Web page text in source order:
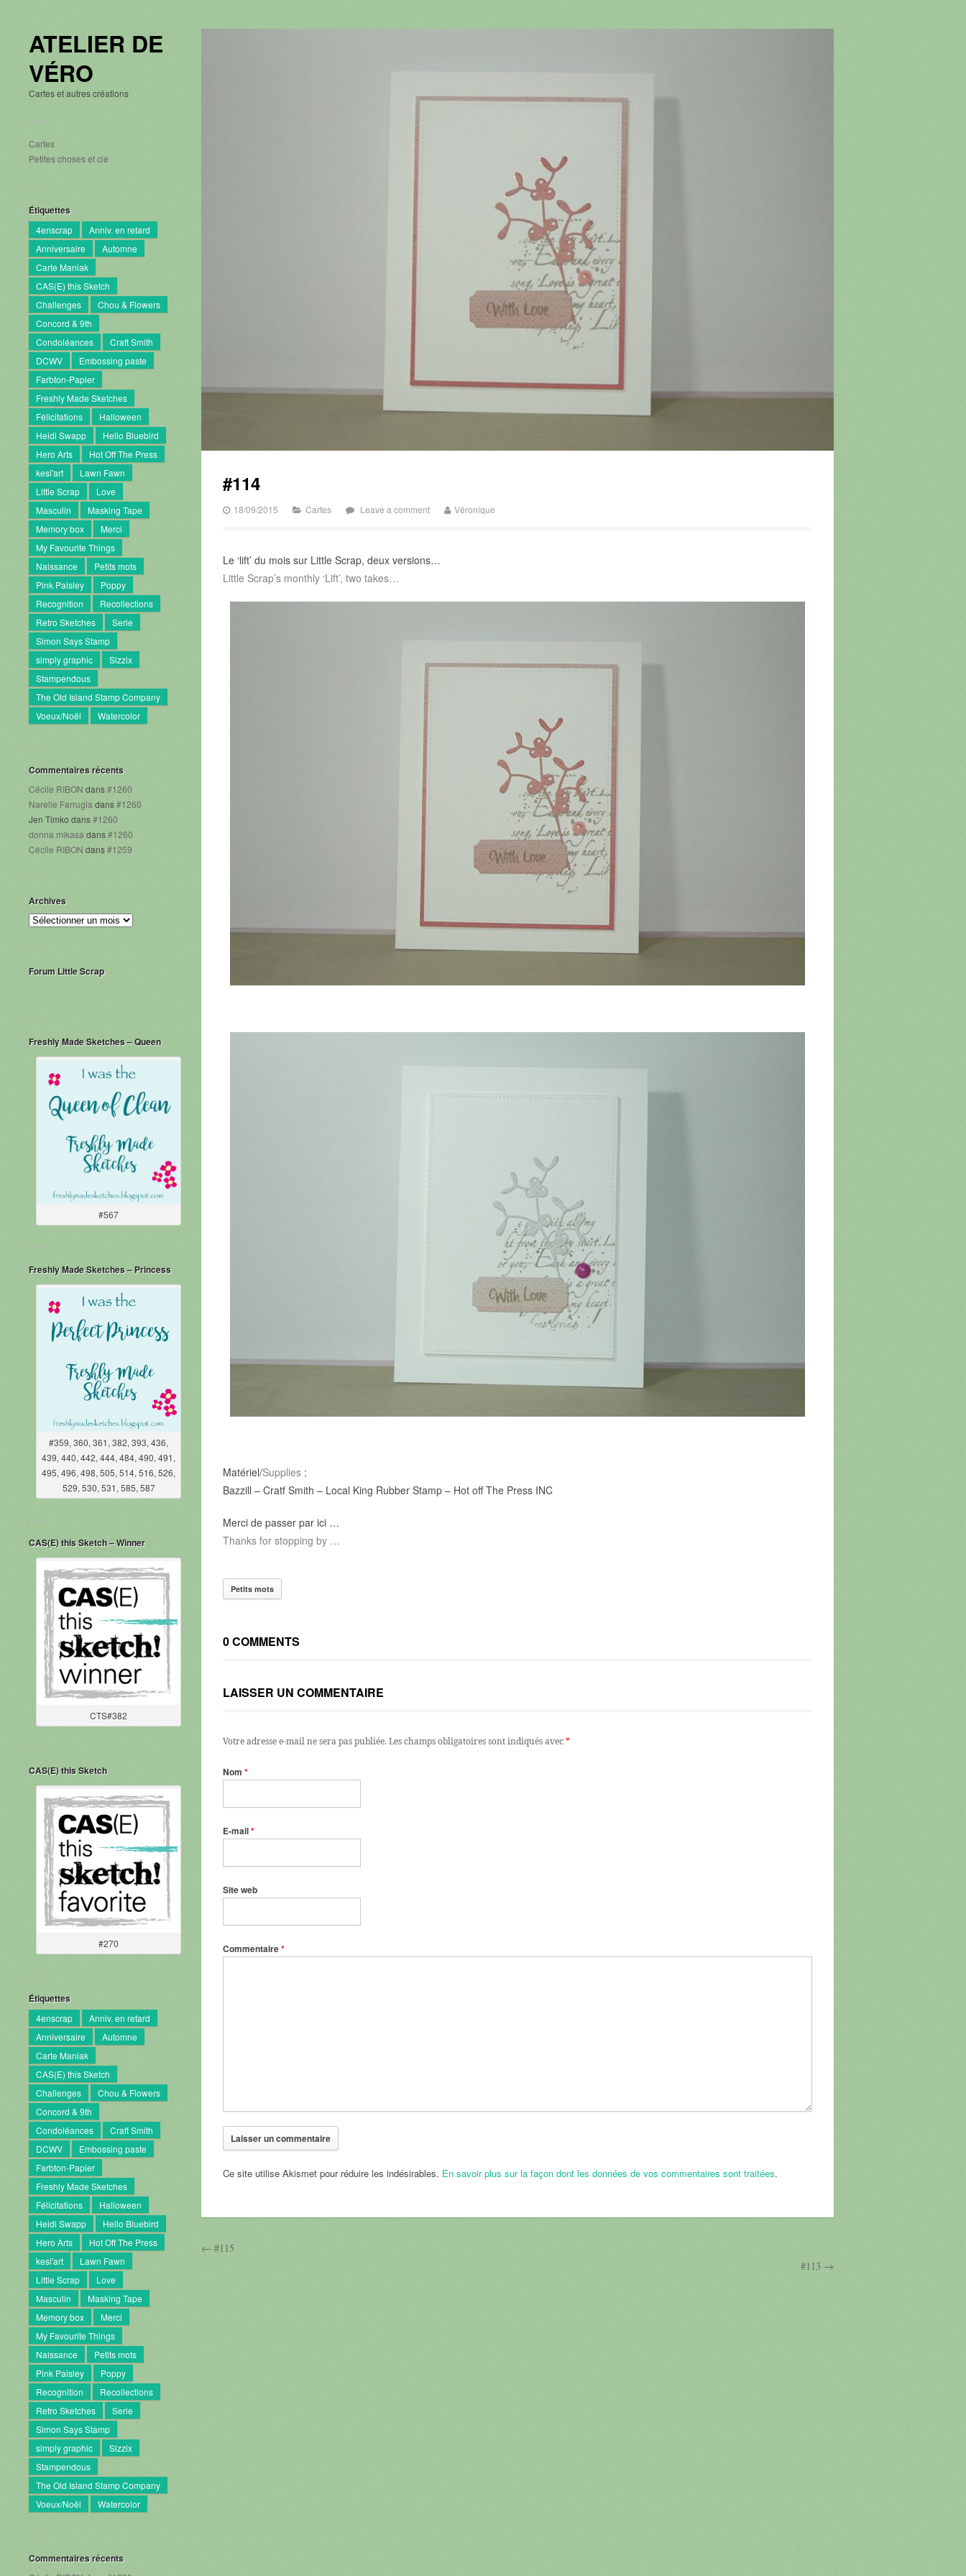
ATELIER DE
VÉRO
Cartes et autres créations
Cartes
Petites choses et cie
Étiquettes
4enscrap
Anniv. en retard
Anniversaire
Automne
Carte Maniak
CAS(E) this Sketch
Challenges
Chou & Flowers
Concord & 9th
Condoléances
Craft Smith
DCWV
Embossing paste
Farbton-Papier
Freshly Made Sketches
Félicitations
Halloween
Heidi Swapp
Hello Bluebird
Hero Arts
Hot Off The Press
kesi'art
Lawn Fawn
Little Scrap
Love
Masculin
Masking Tape
Memory box
Merci
My Favourite Things
Naissance
Petits mots
Pink Paisley
Poppy
Recognition
Recollections
Retro Sketches
Serie
Simon Says Stamp
simply graphic
Sizzix
Stampendous
The Old Island Stamp Company
Voeux/Noël
Watercolor
Commentaires récents
Cécile RIBON dans#1260
Narelle Farrugia dans#1260
Jen Timko dans#1260
donna mikasa dans#1260
Cécile RIBON dans#1259
Archives
Archives
Forum Little Scrap
Freshly Made Sketches – Queen
#567
Freshly Made Sketches – Princess
#359, 360, 361, 382, 393, 436,
439, 440, 442, 444, 484, 490, 491,
495, 496, 498, 505, 514, 516, 526,
529, 530, 531, 585, 587
CAS(E) this Sketch – Winner
CTS#382
CAS(E) this Sketch
#270
Étiquettes
4enscrap
Anniv. en retard
Anniversaire
Automne
Carte Maniak
CAS(E) this Sketch
Challenges
Chou & Flowers
Concord & 9th
Condoléances
Craft Smith
DCWV
Embossing paste
Farbton-Papier
Freshly Made Sketches
Félicitations
Halloween
Heidi Swapp
Hello Bluebird
Hero Arts
Hot Off The Press
kesi'art
Lawn Fawn
Little Scrap
Love
Masculin
Masking Tape
Memory box
Merci
My Favourite Things
Naissance
Petits mots
Pink Paisley
Poppy
Recognition
Recollections
Retro Sketches
Serie
Simon Says Stamp
simply graphic
Sizzix
Stampendous
The Old Island Stamp Company
Voeux/Noël
Watercolor
Commentaires récents
#114
18/09/2015 Cartes Leave a comment Véronique
Le ‘lift’ du mois sur Little Scrap, deux versions…
Little Scrap’s monthly ‘Lift’, two takes…
Matériel/Supplies :
Bazzill – Cratf Smith – Local King Rubber Stamp – Hot off The Press INC
Merci de passer par ici …
Thanks for stopping by …
Petits mots
0 COMMENTS
LAISSER UN COMMENTAIRE
Votre adresse e-mail ne sera pas publiée. Les champs obligatoires sont indiqués avec*
Nom *
E-mail*
Site web
Commentaire*
Ce site utilise Akismet pour réduire les indésirables. En savoir plus sur la façon dont les données de vos commentaires sont traitées.
← #115
#113 →